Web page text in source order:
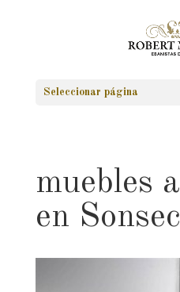
Seleccionar página
muebles
en